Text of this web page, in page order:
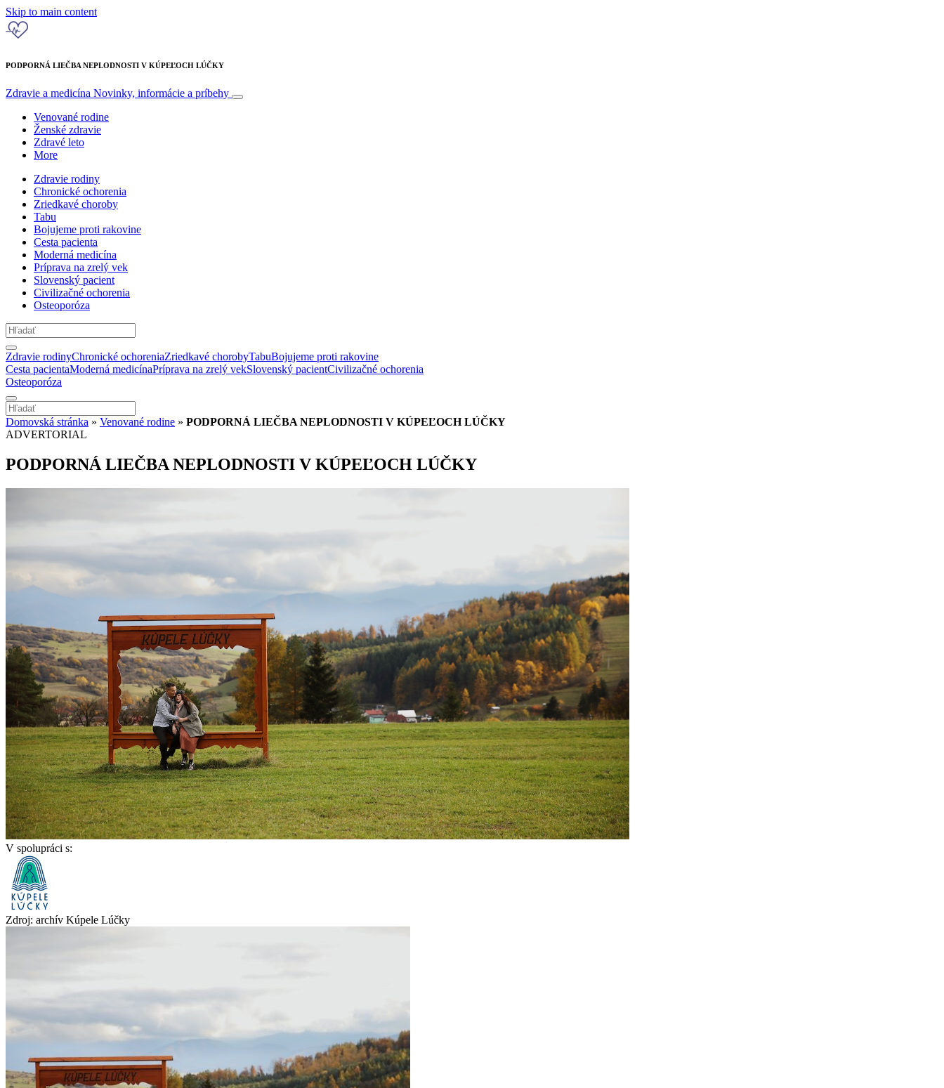
Skip to main content
PODPORNÁ LIEČBA NEPLODNOSTI V KÚPEĽOCH LÚČKY
Zdravie a medicína Novinky, informácie a príbehy
Venované rodine
Ženské zdravie
Zdravé leto
More
Zdravie rodiny
Chronické ochorenia
Zriedkavé choroby
Tabu
Bojujeme proti rakovine
Cesta pacienta
Moderná medicína
Príprava na zrelý vek
Slovenský pacient
Civilizačné ochorenia
Osteoporóza
Zdravie rodinyChronické ochoreniaZriedkavé chorobyTabuBojujeme proti rakovine
Cesta pacientaModerná medicínaPríprava na zrelý vekSlovenský pacientCivilizačné ochorenia
Osteoporóza
Domovská stránka » Venované rodine » PODPORNÁ LIEČBA NEPLODNOSTI V KÚPEĽOCH LÚČKY
ADVERTORIAL
PODPORNÁ LIEČBA NEPLODNOSTI V KÚPEĽOCH LÚČKY
V spolupráci s:
Zdroj: archív Kúpele Lúčky